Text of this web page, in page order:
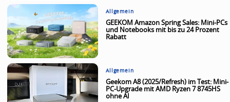
Allgemein
GEEKOM Amazon Spring Sales: Mini-PCs
und Notebooks mit bis zu 24 Prozent
Rabatt
Allgemein
Geekom A8 (2025/Refresh) im Test: Mini-
PC-Upgrade mit AMD Ryzen 7 8745HS
ohne AI